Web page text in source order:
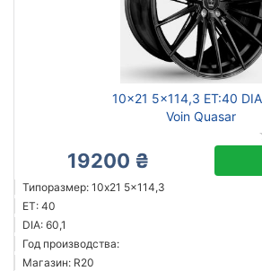
10x21 5x114,3 ET:40
Voin Quasar
19200 ₴
Типоразмер: 10x21 5x114,3
ET: 40
DIA: 60,1
Год производства:
Магазин: R20